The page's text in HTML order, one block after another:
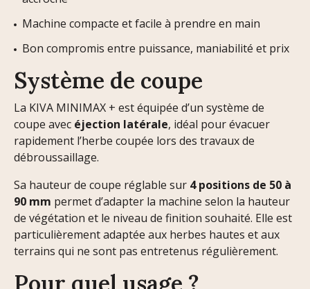
Machine compacte et facile à prendre en main
Bon compromis entre puissance, maniabilité et prix
Système de coupe
La KIVA MINIMAX + est équipée d’un système de
coupe avec éjection latérale, idéal pour évacuer
rapidement l’herbe coupée lors des travaux de
débroussaillage.
Sa hauteur de coupe réglable sur 4 positions de 50 à
90 mm permet d’adapter la machine selon la hauteur
de végétation et le niveau de finition souhaité. Elle est
particulièrement adaptée aux herbes hautes et aux
terrains qui ne sont pas entretenus régulièrement.
Pour quel usage ?